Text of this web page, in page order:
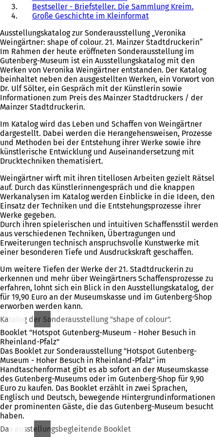
Bestseller - Briefsteller. Die Sammlung Kreim.
Große Geschichte im Kleinformat
Ausstellungskatalog zur Sonderausstellung „Veronika
Weingärtner: shape of colour. 21. Mainzer Stadtdruckerin“
Im Rahmen der heute eröffneten Sonderausstellung im
Gutenberg-Museum ist ein Ausstellungskatalog mit den
Werken von Veronika Weingärtner entstanden. Der Katalog
beinhaltet neben den ausgestellten Werken, ein Vorwort von
Dr. Ulf Sölter, ein Gespräch mit der Künstlerin sowie
Informationen zum Preis des Mainzer Stadtdruckers / der
Mainzer Stadtdruckerin.
Im Katalog wird das Leben und Schaffen von Weingärtner
dargestellt. Dabei werden die Herangehensweisen, Prozesse
und Methoden bei der Entstehung ihrer Werke sowie ihre
künstlerische Entwicklung und Auseinandersetzung mit
Drucktechniken thematisiert.
Weingärtner wirft mit ihren titellosen Arbeiten gezielt Rätsel
auf. Durch das Künstlerinnengespräch und die knappen
Werkanalysen im Katalog werden Einblicke in die Ideen, den
Einsatz der Techniken und die Entstehungsprozesse ihrer
Werke gegeben.
Durch ihren spielerischen und intuitiven Schaffensstil werden
aus verschiedenen Techniken, Übertragungen und
Erweiterungen technisch anspruchsvolle Kunstwerke mit
einer besonderen Tiefe und Ausdruckskraft geschaffen.
Um weitere Tiefen der Werke der 21. Stadtdruckerin zu
erkennen und mehr über Weingärtners Schaffensprozesse zu
erfahren, lohnt sich ein Blick in den Ausstellungskatalog, der
für 19,90 Euro an der Museumskasse und im Gutenberg-Shop
erworben werden kann.
Katalog der Sonderausstellung "shape of colour".
Booklet "Hotspot Gutenberg-Museum - Hoher Besuch in
Rheinland-Pfalz"
Das Booklet zur Sonderausstellung "Hotspot Gutenberg-
Museum - Hoher Besuch in Rheinland-Pfalz" im
Handtaschenformat gibt es ab sofort an der Museumskasse
des Gutenberg-Museums oder im Gutenberg-Shop für 9,90
Euro zu kaufen. Das Booklet erzählt in zwei Sprachen,
Englisch und Deutsch, bewegende Hintergrundinformationen
der prominenten Gäste, die das Gutenberg-Museum besucht
haben.
Das ausstellungsbegleitende Booklet